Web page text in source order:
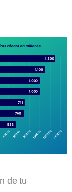
de tu